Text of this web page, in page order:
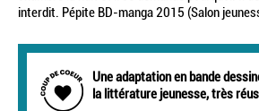
interdit. Pépite BD-manga 2015 (Salon
Une adaptation en bande
la littérature jeunesse, très